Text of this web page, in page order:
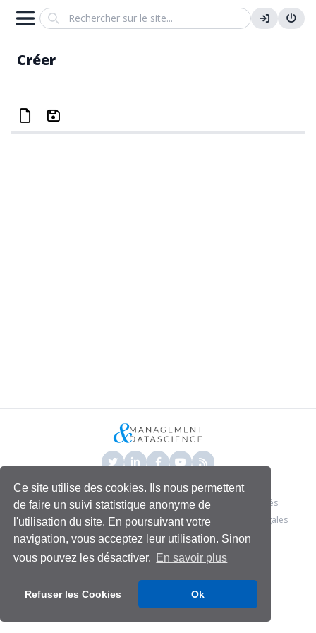
Ce site utilise des cookies. Ils nous permettent
de faire un suivi statistique anonyme de
l'utilisation du site. En poursuivant votre
navigation, vous acceptez leur utilisation. Sinon
vous pouvez les désactiver. En savoir plus
Refuser les Cookies Ok
Search
Créer
© 2026 - Management & Data Science- Tous droits réservés
Conditions généralesPolitique de confidentialité Mentions légales